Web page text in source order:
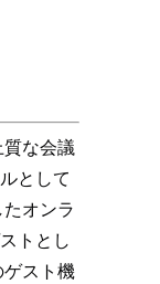
な会議
として
オンラ
トとし
スト機